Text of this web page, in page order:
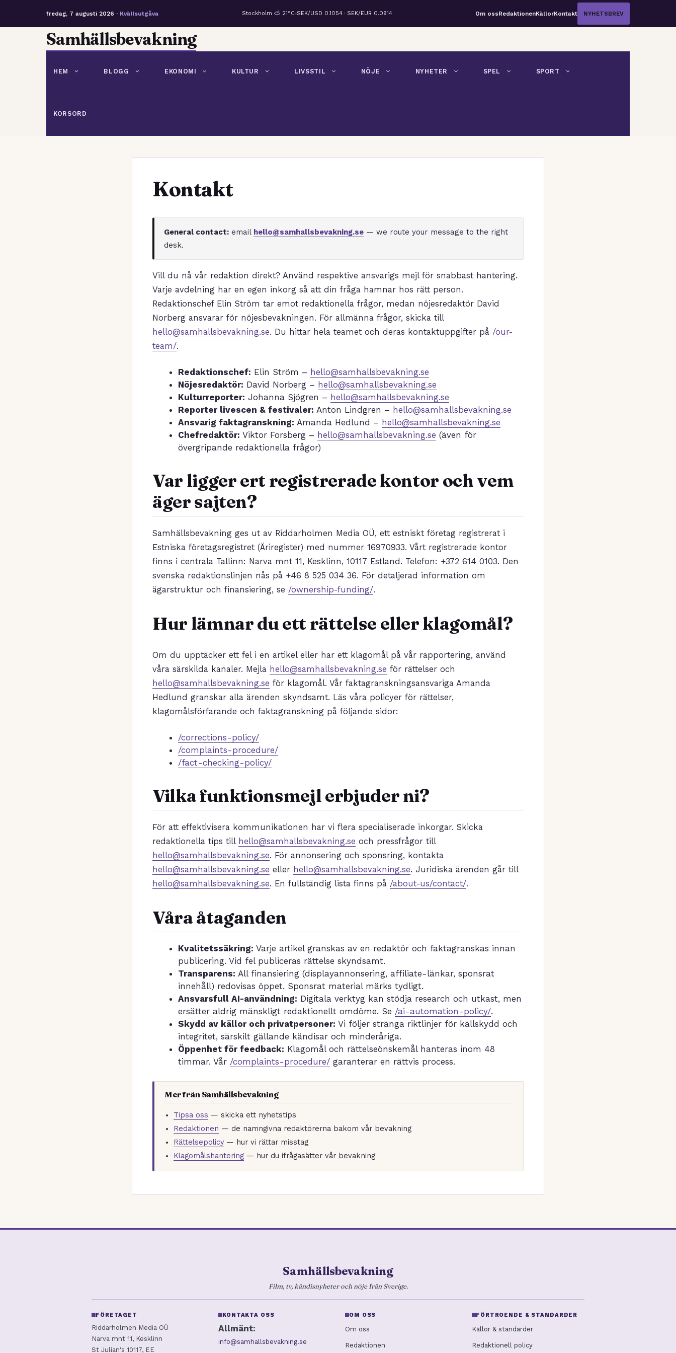
fredag, 7 augusti 2026 · Kvällsutgåva Stockholm ⛅ 21°C SEK/USD 0.1054 · SEK/EUR 0.0914 Om ossRedaktionenKällorKontakt NYHETSBREV
Samhällsbevakning
HEM BLOGG EKONOMI KULTUR LIVSSTIL NÖJE NYHETER SPEL SPORT
KORSORD
Kontakt
General contact: email hello@samhallsbevakning.se — we route your message to the right
desk.
Vill du nå vår redaktion direkt? Använd respektive ansvarigs mejl för snabbast hantering.
Varje avdelning har en egen inkorg så att din fråga hamnar hos rätt person.
Redaktionschef Elin Ström tar emot redaktionella frågor, medan nöjesredaktör David
Norberg ansvarar för nöjesbevakningen. För allmänna frågor, skicka till
hello@samhallsbevakning.se. Du hittar hela teamet och deras kontaktuppgifter på /our-
team/.
Redaktionschef: Elin Ström – hello@samhallsbevakning.se
Nöjesredaktör: David Norberg – hello@samhallsbevakning.se
Kulturreporter: Johanna Sjögren – hello@samhallsbevakning.se
Reporter livescen & festivaler: Anton Lindgren – hello@samhallsbevakning.se
Ansvarig faktagranskning: Amanda Hedlund – hello@samhallsbevakning.se
Chefredaktör: Viktor Forsberg – hello@samhallsbevakning.se (även för
övergripande redaktionella frågor)
Var ligger ert registrerade kontor och vem
äger sajten?
Samhällsbevakning ges ut av Riddarholmen Media OÜ, ett estniskt företag registrerat i
Estniska företagsregistret (Äriregister) med nummer 16970933. Vårt registrerade kontor
finns i centrala Tallinn: Narva mnt 11, Kesklinn, 10117 Estland. Telefon: +372 614 0103. Den
svenska redaktionslinjen nås på +46 8 525 034 36. För detaljerad information om
ägarstruktur och finansiering, se /ownership-funding/.
Hur lämnar du ett rättelse eller klagomål?
Om du upptäcker ett fel i en artikel eller har ett klagomål på vår rapportering, använd
våra särskilda kanaler. Mejla hello@samhallsbevakning.se för rättelser och
hello@samhallsbevakning.se för klagomål. Vår faktagranskningsansvariga Amanda
Hedlund granskar alla ärenden skyndsamt. Läs våra policyer för rättelser,
klagomålsförfarande och faktagranskning på följande sidor:
/corrections-policy/
/complaints-procedure/
/fact-checking-policy/
Vilka funktionsmejl erbjuder ni?
För att effektivisera kommunikationen har vi flera specialiserade inkorgar. Skicka
redaktionella tips till hello@samhallsbevakning.se och pressfrågor till
hello@samhallsbevakning.se. För annonsering och sponsring, kontakta
hello@samhallsbevakning.se eller hello@samhallsbevakning.se. Juridiska ärenden går till
hello@samhallsbevakning.se. En fullständig lista finns på /about-us/contact/.
Våra åtaganden
Kvalitetssäkring: Varje artikel granskas av en redaktör och faktagranskas innan
publicering. Vid fel publiceras rättelse skyndsamt.
Transparens: All finansiering (displayannonsering, affiliate-länkar, sponsrat
innehåll) redovisas öppet. Sponsrat material märks tydligt.
Ansvarsfull AI-användning: Digitala verktyg kan stödja research och utkast, men
ersätter aldrig mänskligt redaktionellt omdöme. Se /ai-automation-policy/.
Skydd av källor och privatpersoner: Vi följer stränga riktlinjer för källskydd och
integritet, särskilt gällande kändisar och minderåriga.
Öppenhet för feedback: Klagomål och rättelseönskemål hanteras inom 48
timmar. Vår /complaints-procedure/ garanterar en rättvis process.
Mer från Samhällsbevakning
Tipsa oss — skicka ett nyhetstips
Redaktionen — de namngivna redaktörerna bakom vår bevakning
Rättelsepolicy— hur vi rättar misstag
Klagomålshantering — hur du ifrågasätter vår bevakning
Samhällsbevakning
Film, tv, kändisnyheter och nöje från Sverige.
FÖRETAGET
Riddarholmen Media OÜ
Narva mnt 11, Kesklinn
St Julian's 10117, EE
KONTAKTA OSS
Allmänt:
info@samhallsbevakning.se
OM OSS
Om oss
Redaktionen
FÖRTROENDE & STANDARDER
Källor & standarder
Redaktionell policy